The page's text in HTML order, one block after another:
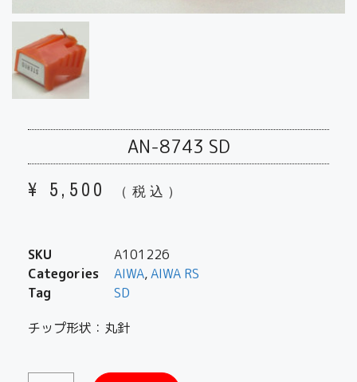
AN-8743 SD
¥ 5,500 （税込）
SKU
A101226
Categories
AIWA,AIWA RS
Tag
SD
チップ形状：丸針